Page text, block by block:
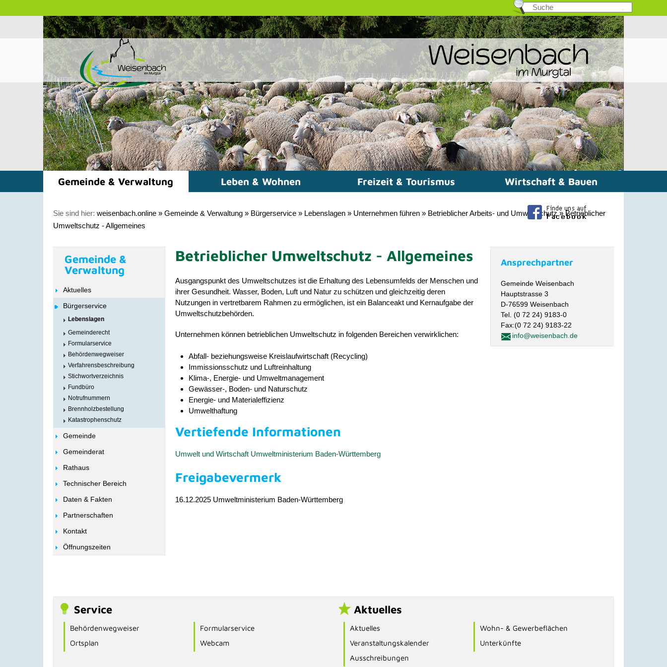
Gemeinde & Verwaltung Leben & Wohnen Freizeit & Tourismus Wirtschaft & Bauen
Sie sind hier: weisenbach.online » Gemeinde & Verwaltung » Bürgerservice » Lebenslagen » Unternehmen führen » Betrieblicher Arbeits- und Umweltschutz» Betrieblicher
Umweltschutz - Allgemeines
Gemeinde &
Verwaltung
Aktuelles
Bürgerservice
Lebenslagen
Gemeinderecht
Formularservice
Behördenwegweiser
Verfahrensbeschreibung
Stichwortverzeichnis
Fundbüro
Notrufnummern
Brennholzbestellung
Katastrophenschutz
Gemeinde
Gemeinderat
Rathaus
Technischer Bereich
Daten & Fakten
Partnerschaften
Kontakt
Öffnungszeiten
Betrieblicher Umweltschutz - Allgemeines
Ausgangspunkt des Umweltschutzes ist die Erhaltung des Lebensumfelds der Menschen und
ihrer Gesundheit. Wasser, Boden, Luft und Natur zu schützen und gleichzeitig deren
Nutzungen in vertretbarem Rahmen zu ermöglichen, ist ein Balanceakt und Kernaufgabe der
Umweltschutzbehörden.
Unternehmen können betrieblichen Umweltschutz in folgenden Bereichen verwirklichen:
Abfall- beziehungsweise Kreislaufwirtschaft (Recycling)
Immissionsschutz und Luftreinhaltung
Klima-, Energie- und Umweltmanagement
Gewässer-, Boden- und Naturschutz
Energie- und Materialeffizienz
Umwelthaftung
Vertiefende Informationen
Umwelt und Wirtschaft Umweltministerium Baden-Württemberg
Freigabevermerk
16.12.2025 Umweltministerium Baden-Württemberg
Ansprechpartner
Gemeinde Weisenbach
Hauptstrasse 3
D-76599 Weisenbach
Tel. (0 72 24) 9183-0
Fax:(0 72 24) 9183-22
info@weisenbach.de
Service
Behördenwegweiser
Formularservice
Ortsplan
Webcam
Aktuelles
Aktuelles
Wohn- & Gewerbeflächen
Veranstaltungskalender
Unterkünfte
Ausschreibungen